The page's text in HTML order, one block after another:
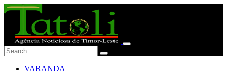
VARANDA